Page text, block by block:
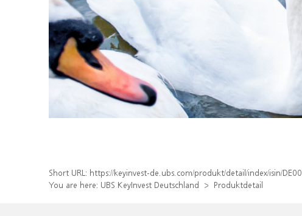
Short URL: https://keyinvest-de.ubs.com/produkt/detail/index/isin/
You are here: UBS KeyInvest Deutschland Produktdetail